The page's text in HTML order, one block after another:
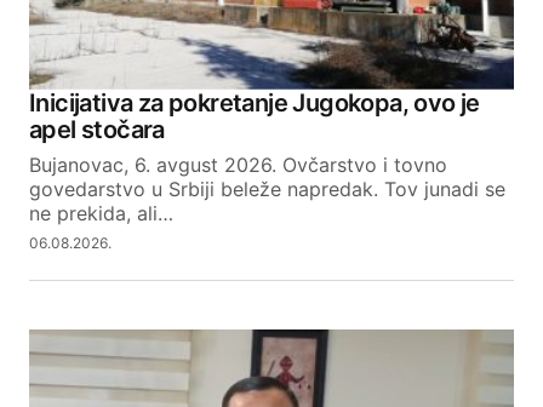
Inicijativa za pokretanje Jugokopa, ovo je
apel stočara
Bujanovac, 6. avgust 2026. Ovčarstvo i tovno
govedarstvo u Srbiji beleže napredak. Tov junadi se
ne prekida, ali…
06.08.2026.